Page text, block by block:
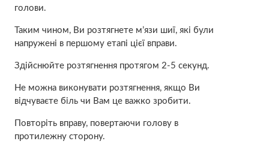
голови.
Таким чином, Ви розтягнете м’язи шиї, які були
напружені в першому етапі цієї вправи.
Здійснюйте розтягнення протягом 2-5 секунд.
Не можна виконувати розтягнення, якщо Ви
відчуваєте біль чи Вам це важко зробити.
Повторіть вправу, повертаючи голову в
протилежну сторону.